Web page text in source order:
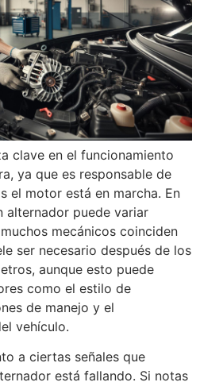
clave en el funcionamiento
ya que es responsable de
el motor está en marcha. En
alternador puede variar
mecánicos coinciden
ser necesario después de los
aunque esto puede
como el estilo de
de manejo y el
vehículo.
a ciertas señales que
está fallando. Si notas